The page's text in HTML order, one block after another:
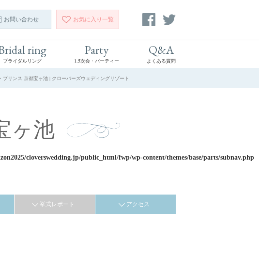
お問い合わせ お気に入り 一覧
ring
ブライダルリング
Party
1.5次会・パーティー
Q&A
よくある質問
プリンス 京都宝ヶ池 | クローバーズウェディングリゾート
ヶ池
cloverswedding.jp/public_html/fwp/wp-content/themes/base/parts/subnav.php
挙式レポート アクセス